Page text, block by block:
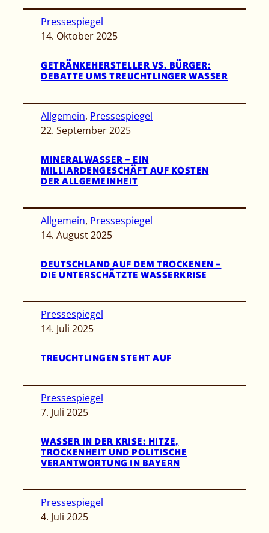
Pressespiegel
14. Oktober 2025
GETRÄNKEHERSTELLER VS. BÜRGER:
DEBATTE UMS TREUCHTLINGER WASSER
Allgemein, Pressespiegel
22. September 2025
MINERALWASSER – EIN
MILLIARDENGESCHÄFT AUF KOSTEN
DER ALLGEMEINHEIT
Allgemein, Pressespiegel
14. August 2025
DEUTSCHLAND AUF DEM TROCKENEN –
DIE UNTERSCHÄTZTE WASSERKRISE
Pressespiegel
14. Juli 2025
TREUCHTLINGEN STEHT AUF
Pressespiegel
7. Juli 2025
WASSER IN DER KRISE: HITZE,
TROCKENHEIT UND POLITISCHE
VERANTWORTUNG IN BAYERN
Pressespiegel
4. Juli 2025